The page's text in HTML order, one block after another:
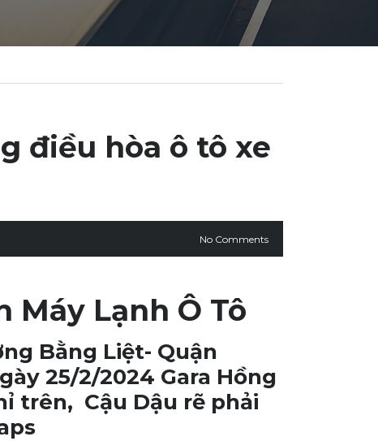
điều hòa ô tô xe
No Comments
Máy Lạnh Ô Tô
Bằng Liệt- Quận
25/2/2024 Gara Hồng
trên, Cậu Dậu rẽ phải